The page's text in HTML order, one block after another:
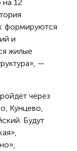
12
формируются
и
жилые
—
через
Кунцево,
Будут